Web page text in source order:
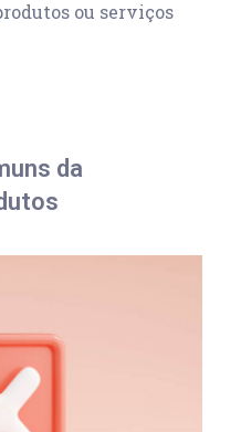
ou serviços
da